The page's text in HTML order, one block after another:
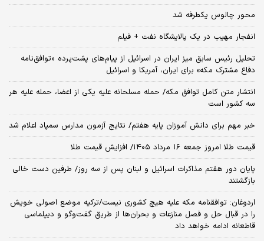
محور چالوس یکطرفه شد
انفجار مهیب در یک پالایشگاه نفت + فیلم
تحلیل رئیس سابق میز ایران در اسرائیل از پیام‌های پشت‌پرده «توافق‌نامه
دفاع مشترک مکه» برای ایران، آمریکا و اسرائیل
انتشار متن کامل توافق مکه/ حمله مسلحانه علیه یکی از اعضا، حمله علیه هر
سه کشور است
خبر مهم برای دانش آموزان پایه هفتم/ نتایج آزمون مدارس سمپاد اعلام شد
قیمت طلا امروز جمعه ۱۶ مرداد ۱۴۰۵/ افزایش قیمت طلا
پایان دور هفتم مذاکرات اسرائیل و لبنان پس از سه روز/ طرفین دست خالی
بازگشتند
اردوغان: توافقنامه مکه علیه هیچ کشوری نیست/ترکیه موضع اصولی خویش
را در قبال حل و فصل منازعات و بحران‌ها از طریق گفت‌وگو و دیپلماسی
قاطعانه ادامه خواهد داد